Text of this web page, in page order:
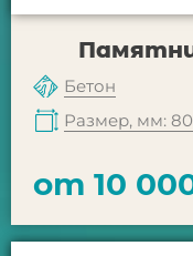
Бетон
Размер, мм:
от 10